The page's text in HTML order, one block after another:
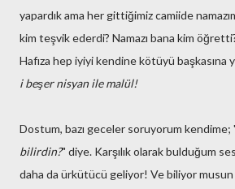
yapardık ama her gittiğimiz camiide
kim teşvik ederdi? Namazı bana kim
Hafıza hep iyiyi kendine kötüyü başkasına
i beşer nisyan ile malül!
Dostum, bazı geceler soruyorum kendime;
bilirdin?" diye. Karşılık olarak bulduğum
daha da ürkütücü geliyor! Ve biliyor musun